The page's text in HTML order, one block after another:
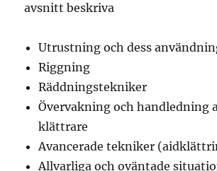
avsnitt beskriva
Utrustning och dess
Riggning
Räddningstekniker
Övervakning och handledning
klättrare
Avancerade tekniker
Allvarliga och oväntade